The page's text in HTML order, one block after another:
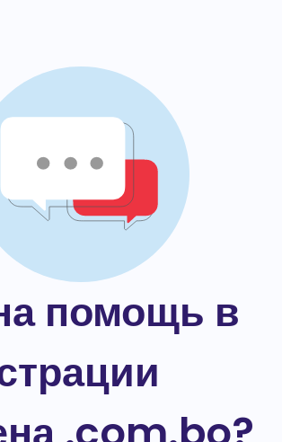
помощь в